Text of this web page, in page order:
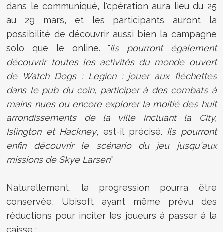
dans le communiqué, l'opération aura lieu du 25
au 29 mars, et les participants auront la
possibilité de découvrir aussi bien la campagne
solo que le online. "Ils pourront également
découvrir toutes les activités du monde ouvert
de Watch Dogs : Legion : jouer aux fléchettes
dans le pub du coin, participer à des combats à
mains nues ou encore explorer la moitié des huit
arrondissements de la ville incluant la City,
Islington et Hackney, est-il précisé. Ils pourront
enfin découvrir le scénario du jeu jusqu'aux
missions de Skye Larsen."
Naturellement, la progression pourra être
conservée, Ubisoft ayant même prévu des
réductions pour inciter les joueurs à passer à la
caisse :